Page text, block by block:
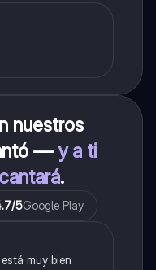
nuestros
—y a ti
.
/5Google Play
muy bien